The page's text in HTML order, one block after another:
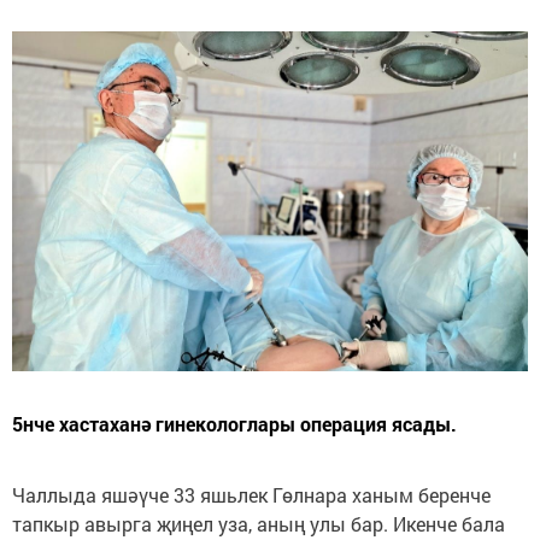
5нче хастаханә гинекологлары операция ясады.
Чаллыда яшәүче 33 яшьлек Гөлнара ханым беренче
тапкыр авырга җиңел уза, аның улы бар. Икенче бала